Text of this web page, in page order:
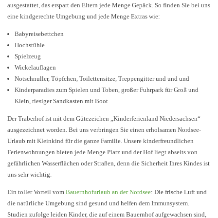
ausgestattet, das erspart den Eltern jede Menge Gepäck. So finden Sie bei uns
eine kindgerechte Umgebung und jede Menge Extras wie:
Babyreisebettchen
Hochstühle
Spielzeug
Wickelauflagen
Notschnuller, Töpfchen, Toilettensitze, Treppengitter und und und
Kinderparadies zum Spielen und Toben, großer Fuhrpark für Groß und
Klein, riesiger Sandkasten mit Boot
Der Traberhof ist mit dem Gütezeichen „Kinderferienland Niedersachsen“
ausgezeichnet worden. Bei uns verbringen Sie einen erholsamen Nordsee-
Urlaub mit Kleinkind für die ganze Familie. Unsere kinderfreundlichen
Ferienwohnungen bieten jede Menge Platz und der Hof liegt abseits von
gefährlichen Wasserflächen oder Straßen, denn die Sicherheit Ihres Kindes ist
uns sehr wichtig.
Ein toller Vorteil vom Bauernhofurlaub an der Nordsee: Die frische Luft und
die natürliche Umgebung sind gesund und helfen dem Immunsystem.
Studien zufolge leiden Kinder, die auf einem Bauernhof aufgewachsen sind,